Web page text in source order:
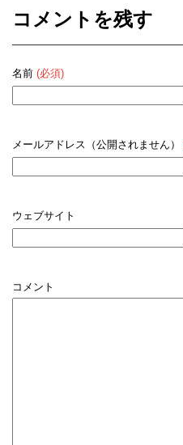
コメントを残す
名前 (必須)
メールアドレス（公開されません）
ウェブサイト
コメント